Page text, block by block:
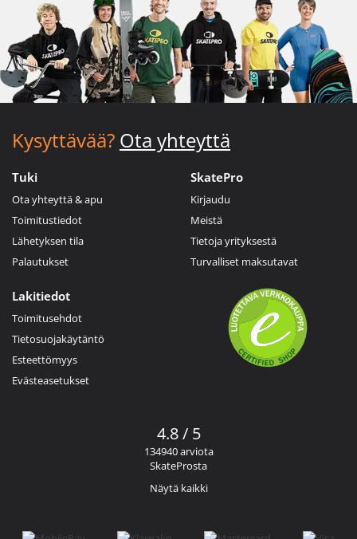
Kysyttävää? Ota yhteyttä
Tuki
Ota yhteyttä & apu
Toimitustiedot
Lähetyksen tila
Palautukset
SkatePro
Kirjaudu
Meistä
Tietoja yrityksestä
Turvalliset maksutavat
Lakitiedot
Toimitusehdot
Tietosuojakäytäntö
Esteettömyys
Evästeasetukset
4.8 / 5
134940 arviota
SkateProsta
Näytä kaikki